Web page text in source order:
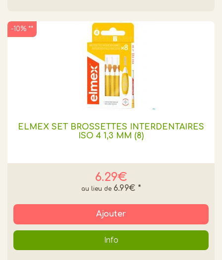
ELMEX SET BROSSETTES INTERDENTAIRES
ISO 4 1,3 MM (8)
6.29€
6.99€ *
-10% **
Ajouter
Info